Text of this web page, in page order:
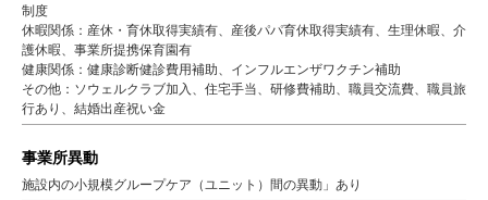
制度
休暇関係：産休・育休取得実績有、産後パパ育休取得実績有、生理休暇、介
護休暇、事業所提携保育園有
健康関係：健康診断健診費用補助、インフルエンザワクチン補助
その他：ソウェルクラブ加入、住宅手当、研修費補助、職員交流費、職員旅
行あり、結婚出産祝い金
事業所異動
施設内の小規模グループケア（ユニット）間の異動」あり